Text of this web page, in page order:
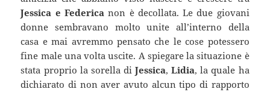
Jessica e Federica non è decollata. Le due giovani
donne sembravano molto unite all’interno della
casa e mai avremmo pensato che le cose potessero
fine male una volta uscite. A spiegare la situazione è
stata proprio la sorella diJessica,Lidia, la quale ha
dichiarato di non aver avuto alcun tipo di rapporto